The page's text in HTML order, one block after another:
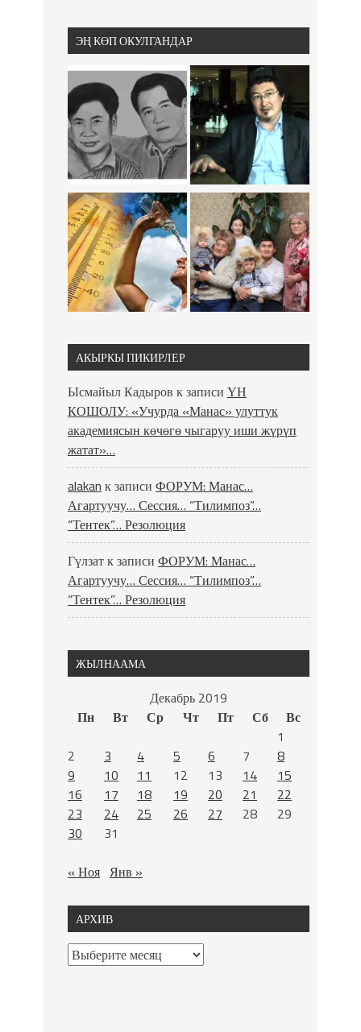
ЭҢ КӨП ОКУЛГАНДАР
АКЫРКЫ ПИКИРЛЕР
Ысмайыл Кадыров к записи ҮН
КОШОЛУ: «Учурда «Манас» улуттук
академиясын көчөгө чыгаруу иши жүрүп
жатат»…
alakan к записи ФОРУМ: Манас…
Агартуучу… Сессия… “Тилимпоз”…
“Тентек”… Резолюция
Гүлзатк записи ФОРУМ: Манас…
Агартуучу… Сессия… “Тилимпоз”…
“Тентек”… Резолюция
ЖЫЛНААМА
Декабрь 2019
Пн
Вт Ср Чт Пт Сб
Вс
1
2
3 4 5 6 7
8
9
10 11 12 13 14
15
16
17 18 19 20 21
22
23
24 25 26 27 28
29
30
31
« Ноя Янв »
АРХИВ